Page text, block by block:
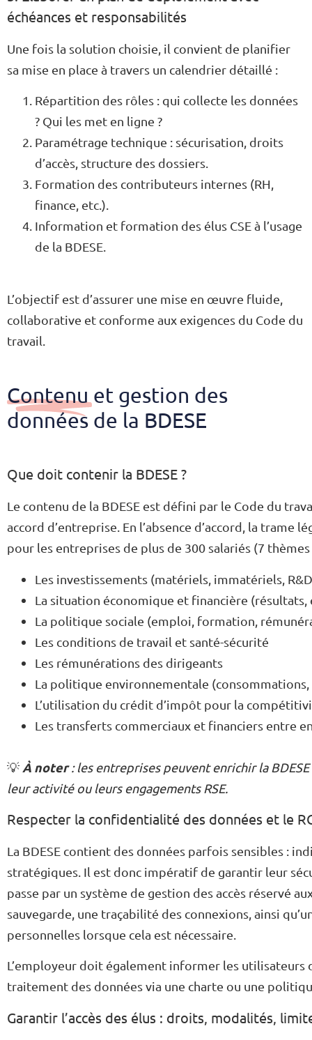
échéances et responsabilités
Une fois la solution choisie, il convient de planifier
sa mise en place à travers un calendrier détaillé :
Répartition des rôles : qui collecte les données
? Qui les met en ligne ?
Paramétrage technique : sécurisation, droits
d’accès, structure des dossiers.
Formation des contributeurs internes (RH,
finance, etc.).
Information et formation des élus CSE à l’usage
de la BDESE.
L’objectif est d’assurer une mise en œuvre fluide,
collaborative et conforme aux exigences du Code du
travail.
Contenu et gestion des
données de la BDESE
Que doit contenir la BDESE ?
Le contenu de la BDESE est défini par le Code du
accord d’entreprise. En l’absence d’accord, la trame
pour les entreprises de plus de 300 salariés (7
Les investissements (matériels, immatériels,
La situation économique et financière
La politique sociale (emploi, formation,
Les conditions de travail et santé-sécurité
Les rémunérations des dirigeants
La politique environnementale
L’utilisation du crédit d’impôt pour la
Les transferts commerciaux et financiers entre
💡 À noter: les entreprises peuvent enrichir la
leur activité ou leurs engagements RSE.
Respecter la confidentialité des données et le
La BDESE contient des données parfois sensibles :
stratégiques. Il est donc impératif de garantir leur
passe par un système de gestion des accès réservé
sauvegarde, une traçabilité des connexions, ainsi
personnelles lorsque cela est nécessaire.
L’employeur doit également informer les
traitement des données via une charte ou une
Garantir l’accès des élus : droits, modalités,